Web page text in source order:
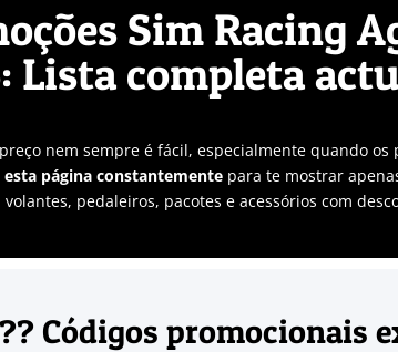
Sim Racing
Lista completa
nem sempre é fácil, especialmente quando os
página constantementepara te mostrar
volantes, pedaleiros, pacotes e acessórios com
Códigos promocionais